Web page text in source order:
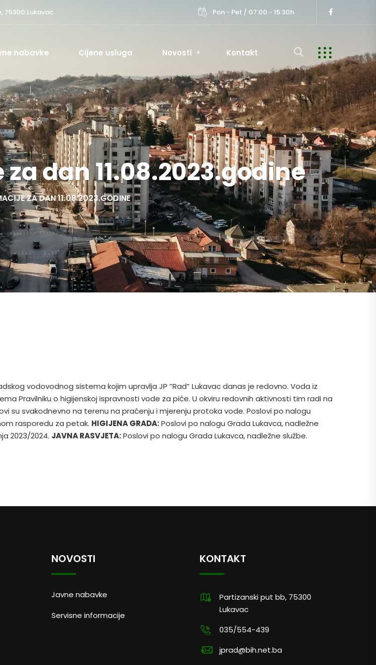
75300 Lukavac Pon - Pet / 07:00 - 15:30h
nabavke Cijene usluga Novosti Kontakt
dan 11.08.2023.godine
ZA DAN 11.08.2023.GODINE
vodovodnog sistema kojim upravlja JP ”Rad” Lukavac danas je redovno. Voda iz
Pravilniku o higijenskoj ispravnosti vode za piće. U okviru redovnih aktivnosti tim radi na
su svakodnevno na terenu na praćenju i mjerenju protoka vode. Poslovi po nalogu
rasporedu za petak. HIGIJENA GRADA:Poslovi po nalogu Grada Lukavca, nadležne
2023/2024. JAVNA RASVJETA:Poslovi po nalogu Grada Lukavca, nadležne službe.
NOVOSTI
Javne nabavke
Servisne informacije
KONTAKT
Partizanski put bb, 75300
Lukavac
035/554-439
jprad@bih.net.ba